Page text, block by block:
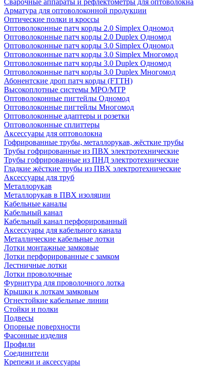
Сварочные аппараты и рефлектометры для оптоволокна
Арматура для оптоволоконной продукции
Оптические полки и кроссы
Оптоволоконные патч корды 2.0 Simplex Одномод
Оптоволоконные патч корды 2.0 Duplex Одномод
Оптоволоконные патч корды 3.0 Simplex Одномод
Оптоволоконные патч корды 3.0 Simplex Многомод
Оптоволоконные патч корды 3.0 Duplex Одномод
Оптоволоконные патч корды 3.0 Duplex Многомод
Абонентские дроп патч корды (FTTH)
Высокоплотные системы MPO/MTP
Оптоволоконные пигтейлы Одномод
Оптоволоконные пигтейлы Многомод
Оптоволоконные адаптеры и розетки
Оптоволоконные сплиттеры
Аксессуары для оптоволокна
Гофрированные трубы, металлорукав, жёсткие трубы
Трубы гофрированные из ПВХ электротехнические
Трубы гофрированные из ПНД электротехнические
Гладкие жёсткие трубы из ПВХ электротехнические
Аксессуары для труб
Металлорукав
Металлорукав в ПВХ изоляции
Кабельные каналы
Кабельный канал
Кабельный канал перфорированный
Аксессуары для кабельного канала
Металлические кабельные лотки
Лотки монтажные замковые
Лотки перфорированные с замком
Лестничные лотки
Лотки проволочные
Фурнитура для проволочного лотка
Крышки к лоткам замковым
Огнестойкие кабельные линии
Стойки и полки
Подвесы
Опорные поверхности
Фасонные изделия
Профили
Соединители
Крепежи и аксессуары